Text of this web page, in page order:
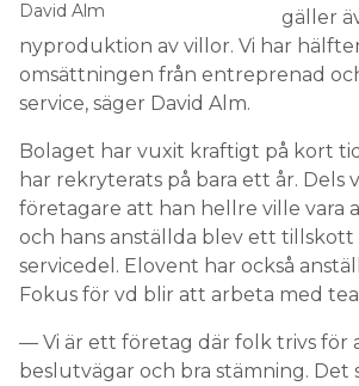
David Alm
gäller
nyproduktion av villor. Vi har
omsättningen från entreprenad
service, säger David Alm.
Bolaget har vuxit kraftigt på kort
har rekryterats på bara ett år. Dels
företagare att han hellre ville vara
och hans anställda blev ett tillskott
servicedel. Elovent har också
Fokus för vd blir att arbeta med
— Vi är ett företag där folk trivs för
beslutvägar och bra stämning. Det